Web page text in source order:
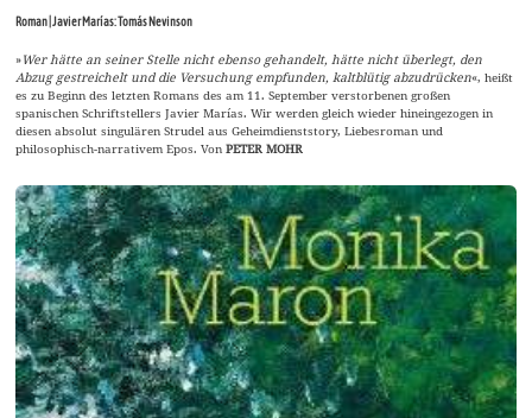
Roman | Javier Marías: Tomás Nevinson
»Wer hätte an seiner Stelle nicht ebenso gehandelt, hätte nicht überlegt, den
Abzug gestreichelt und die Versuchung empfunden, kaltblütig abzudrücken«, heißt
es zu Beginn des letzten Romans des am 11. September verstorbenen großen
spanischen Schriftstellers Javier Marías. Wir werden gleich wieder hineingezogen in
diesen absolut singulären Strudel aus Geheimdienststory, Liebesroman und
philosophisch-narrativem Epos. VonPETER MOHR